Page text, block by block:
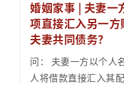
婚姻家事 | 夫妻一
项直接汇入另一
夫妻共同债务？
问： 夫妻一方以个人
人将借款直接汇入其